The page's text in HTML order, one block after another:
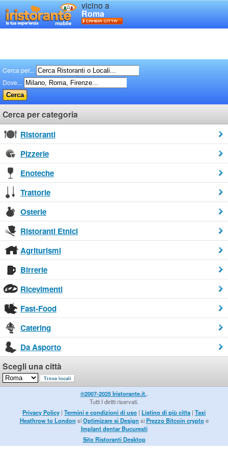
vicino a
Roma
Cerca per...
Dove...
Cerca per categoria
Ristoranti
Pizzerie
Enoteche
Trattorie
Osterie
Ristoranti Etnici
Agriturismi
Birrerie
Ricevimenti
Fast-Food
Catering
Da Asporto
Scegli una città
©2007-2025 Iristorante.it..
Tutti I diritti riservati.
Privacy Policy | Termini e condizioni di uso | Listino di più citta | Taxi
Heathrow to London siOptimizare si Design siPrezzo Bitcoin cryptoe
Implant dentar Bucuresti
Sito Ristoranti Desktop